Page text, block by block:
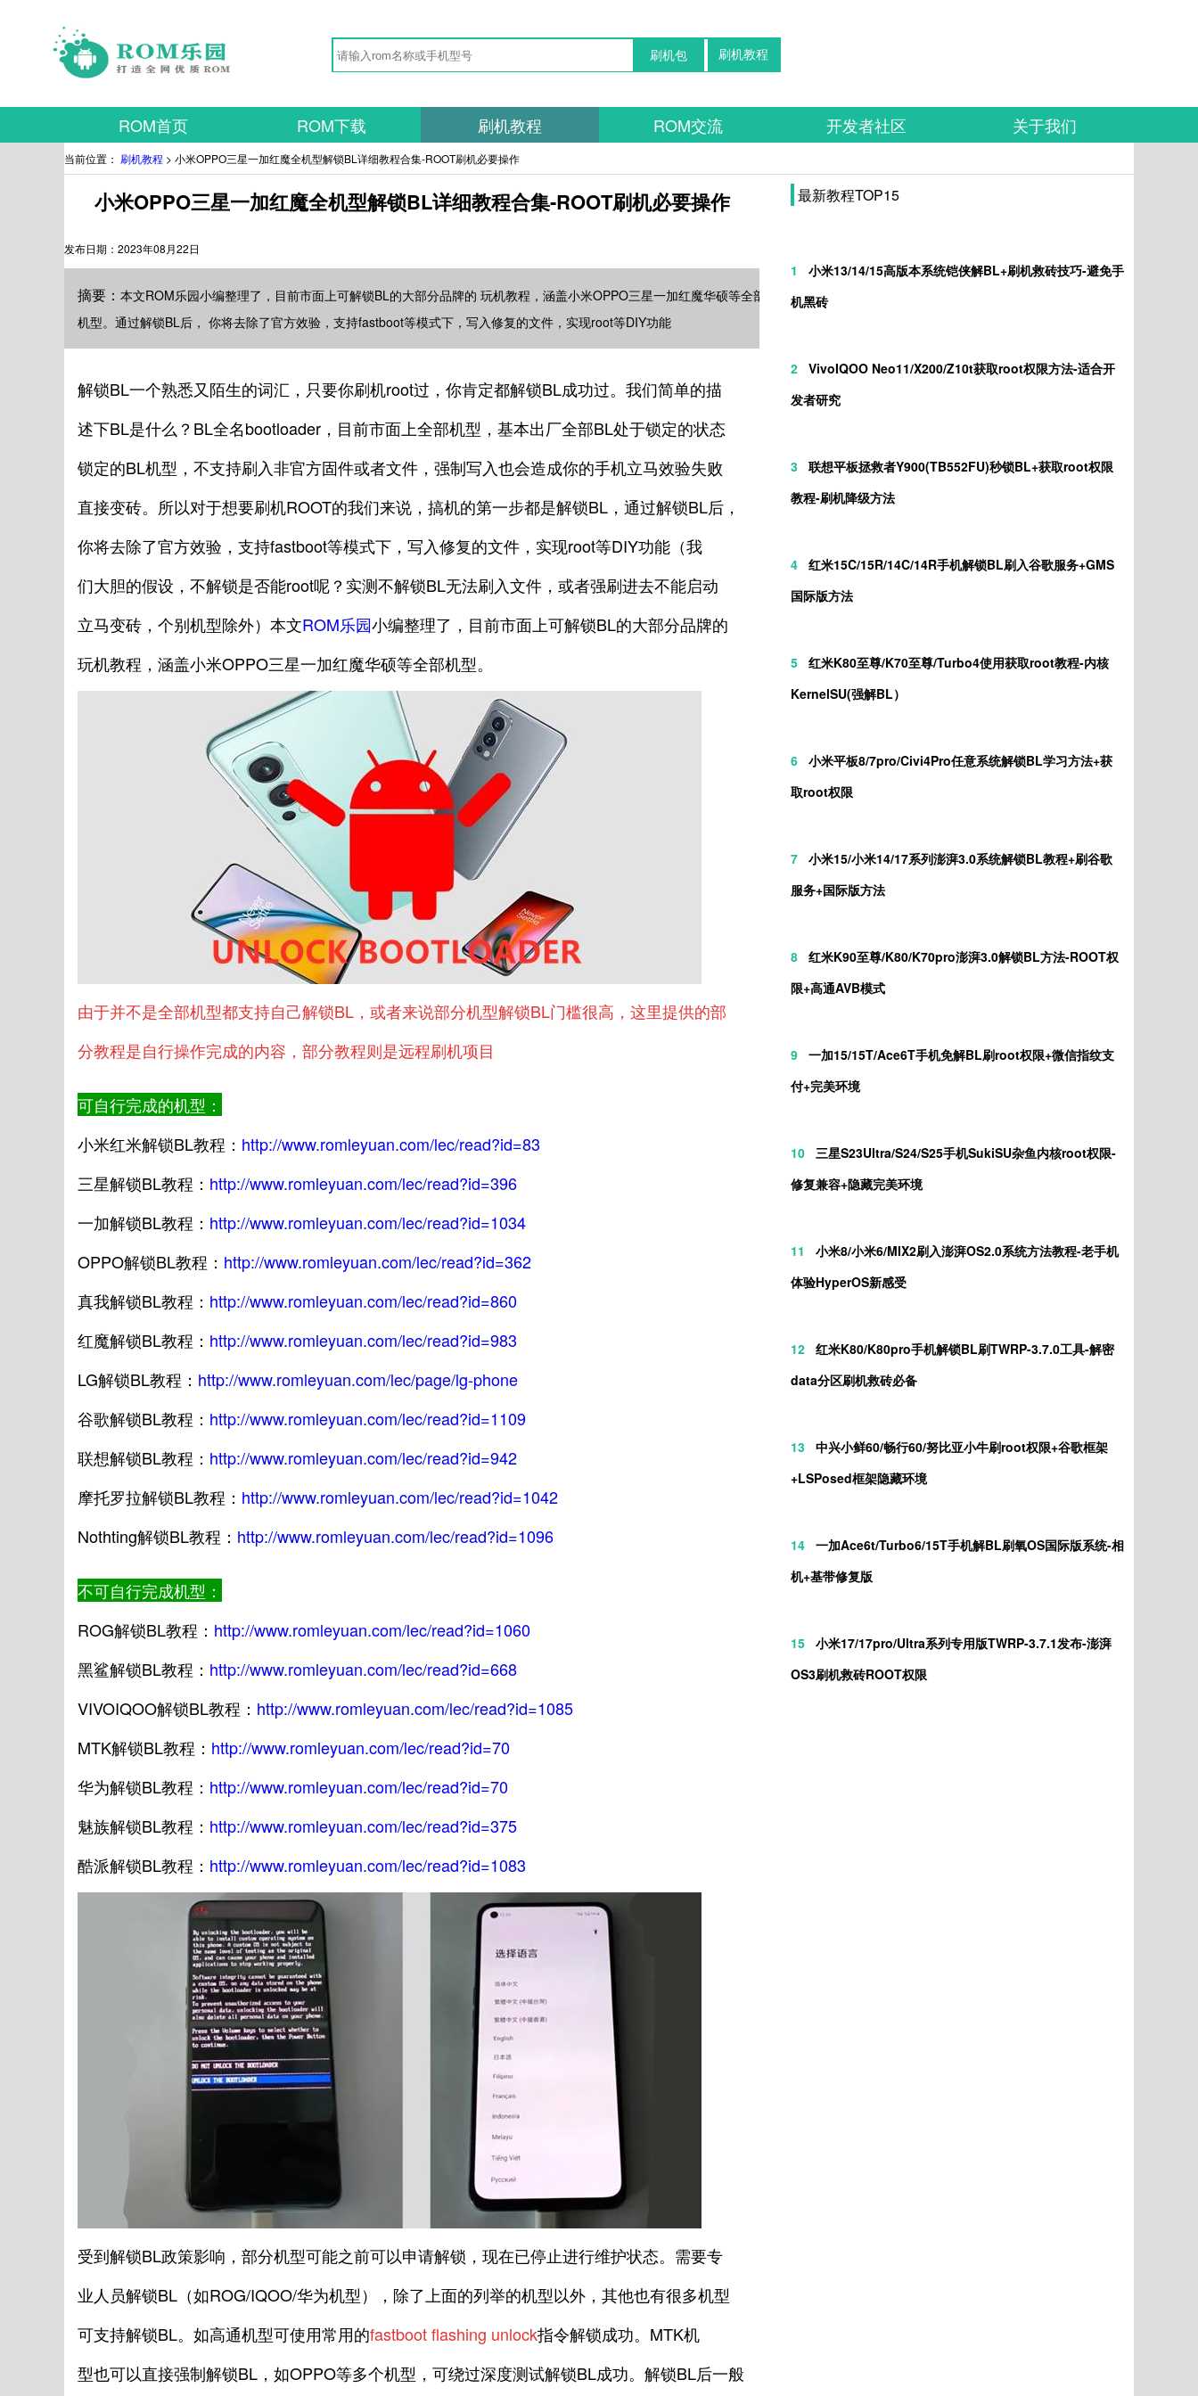
刷机教程
刷机包
ROM首页 ROM下载 刷机教程 ROM交流 开发者社区 关于我们
当前位置： 刷机教程 > 小米OPPO三星一加红魔全机型解锁BL详细教程合集-ROOT刷机必要操作
小米OPPO三星一加红魔全机型解锁BL详细教程合集-ROOT刷机必要操作
发布日期： 2023年08月22日
摘要： 本文ROM乐园小编整理了，目前市面上可解锁BL的大部分品牌的 玩机教程，涵盖小米OPPO三星一加红魔华硕等全部
机型。通过解锁BL后， 你将去除了官方效验，支持fastboot等模式下，写入修复的文件，实现root等DIY功能
解锁BL一个熟悉又陌生的词汇，只要你刷机root过，你肯定都解锁BL成功过。我们简单的描
述下BL是什么？BL全名bootloader，目前市面上全部机型，基本出厂全部BL处于锁定的状态
锁定的BL机型，不支持刷入非官方固件或者文件，强制写入也会造成你的手机立马效验失败
直接变砖。所以对于想要刷机ROOT的我们来说，搞机的第一步都是解锁BL，通过解锁BL后，
你将去除了官方效验，支持fastboot等模式下，写入修复的文件，实现root等DIY功能（我
们大胆的假设，不解锁是否能root呢？实测不解锁BL无法刷入文件，或者强刷进去不能启动
立马变砖，个别机型除外）本文ROM乐园小编整理了，目前市面上可解锁BL的大部分品牌的
玩机教程，涵盖小米OPPO三星一加红魔华硕等全部机型。
由于并不是全部机型都支持自己解锁BL，或者来说部分机型解锁BL门槛很高，这里提供的部
分教程是自行操作完成的内容，部分教程则是远程刷机项目
可自行完成的机型：
小米红米解锁BL教程： http://www.romleyuan.com/lec/read?id=83
三星解锁BL教程： http://www.romleyuan.com/lec/read?id=396
一加解锁BL教程： http://www.romleyuan.com/lec/read?id=1034
OPPO解锁BL教程： http://www.romleyuan.com/lec/read?id=362
真我解锁BL教程： http://www.romleyuan.com/lec/read?id=860
红魔解锁BL教程： http://www.romleyuan.com/lec/read?id=983
LG解锁BL教程： http://www.romleyuan.com/lec/page/lg-phone
谷歌解锁BL教程： http://www.romleyuan.com/lec/read?id=1109
联想解锁BL教程： http://www.romleyuan.com/lec/read?id=942
摩托罗拉解锁BL教程： http://www.romleyuan.com/lec/read?id=1042
Nothting解锁BL教程： http://www.romleyuan.com/lec/read?id=1096
不可自行完成机型：
ROG解锁BL教程： http://www.romleyuan.com/lec/read?id=1060
黑鲨解锁BL教程： http://www.romleyuan.com/lec/read?id=668
VIVOIQOO解锁BL教程： http://www.romleyuan.com/lec/read?id=1085
MTK解锁BL教程： http://www.romleyuan.com/lec/read?id=70
华为解锁BL教程： http://www.romleyuan.com/lec/read?id=70
魅族解锁BL教程： http://www.romleyuan.com/lec/read?id=375
酷派解锁BL教程： http://www.romleyuan.com/lec/read?id=1083
受到解锁BL政策影响，部分机型可能之前可以申请解锁，现在已停止进行维护状态。需要专
业人员解锁BL（如ROG/IQOO/华为机型），除了上面的列举的机型以外，其他也有很多机型
可支持解锁BL。如高通机型可使用常用的fastboot flashing unlock指令解锁成功。MTK机
型也可以直接强制解锁BL，如OPPO等多个机型，可绕过深度测试解锁BL成功。解锁BL后一般
最新教程TOP15
1
小米13/14/15高版本系统铠侠解BL+刷机救砖技巧-避免手
机黑砖
2
VivoIQOO Neo11/X200/Z10t获取root权限方法-适合开
发者研究
3
联想平板拯救者Y900(TB552FU)秒锁BL+获取root权限
教程-刷机降级方法
4
红米15C/15R/14C/14R手机解锁BL刷入谷歌服务+GMS
国际版方法
5
红米K80至尊/K70至尊/Turbo4使用获取root教程-内核
KernelSU(强解BL）
6
小米平板8/7pro/Civi4Pro任意系统解锁BL学习方法+获
取root权限
7
小米15/小米14/17系列澎湃3.0系统解锁BL教程+刷谷歌
服务+国际版方法
8
红米K90至尊/K80/K70pro澎湃3.0解锁BL方法-ROOT权
限+高通AVB模式
9
一加15/15T/Ace6T手机免解BL刷root权限+微信指纹支
付+完美环境
10
三星S23Ultra/S24/S25手机SukiSU杂鱼内核root权限-
修复兼容+隐藏完美环境
11
小米8/小米6/MIX2刷入澎湃OS2.0系统方法教程-老手机
体验HyperOS新感受
12
红米K80/K80pro手机解锁BL刷TWRP-3.7.0工具-解密
data分区刷机救砖必备
13
中兴小鲜60/畅行60/努比亚小牛刷root权限+谷歌框架
+LSPosed框架隐藏环境
14
一加Ace6t/Turbo6/15T手机解BL刷氧OS国际版系统-相
机+基带修复版
15
小米17/17pro/Ultra系列专用版TWRP-3.7.1发布-澎湃
OS3刷机救砖ROOT权限